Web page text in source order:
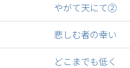
やがて天にて②
悲しむ者の幸い
どこまでも低く